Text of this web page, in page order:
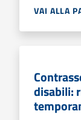
VAI ALLA
disabili: